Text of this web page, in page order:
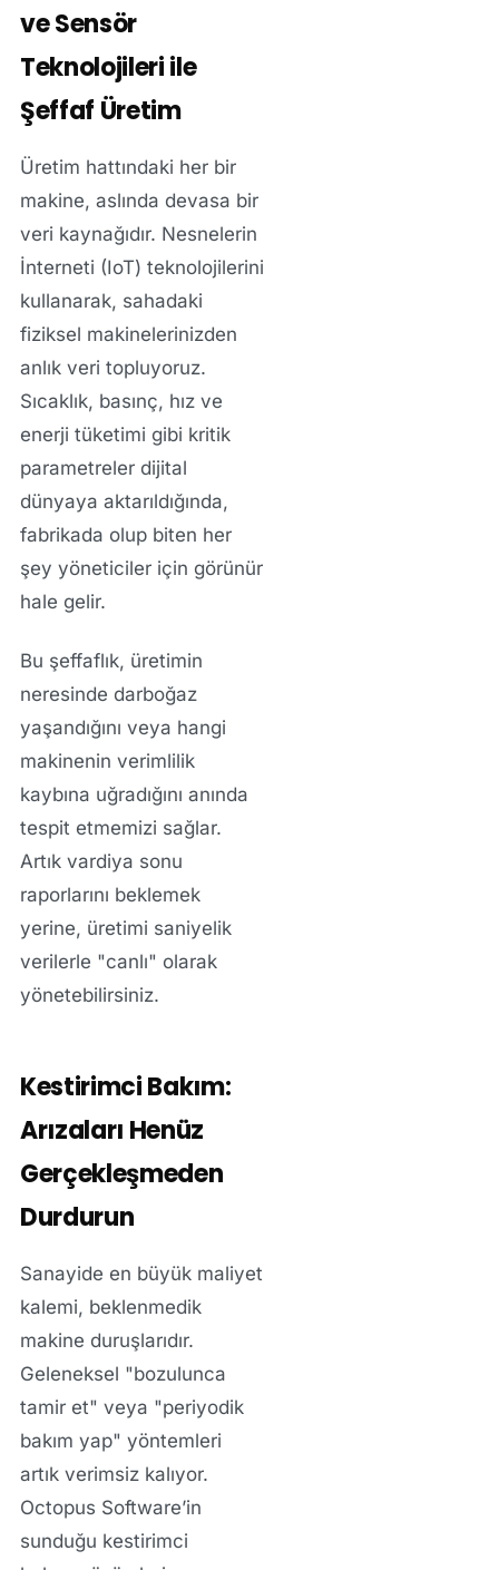
ve Sensör
Teknolojileri ile
Şeffaf Üretim
Üretim hattındaki her bir
makine, aslında devasa bir
veri kaynağıdır. Nesnelerin
İnterneti (IoT) teknolojilerini
kullanarak, sahadaki
fiziksel makinelerinizden
anlık veri topluyoruz.
Sıcaklık, basınç, hız ve
enerji tüketimi gibi kritik
parametreler dijital
dünyaya aktarıldığında,
fabrikada olup biten her
şey yöneticiler için görünür
hale gelir.
Bu şeffaflık, üretimin
neresinde darboğaz
yaşandığını veya hangi
makinenin verimlilik
kaybına uğradığını anında
tespit etmemizi sağlar.
Artık vardiya sonu
raporlarını beklemek
yerine, üretimi saniyelik
verilerle "canlı" olarak
yönetebilirsiniz.
Kestirimci Bakım:
Arızaları Henüz
Gerçekleşmeden
Durdurun
Sanayide en büyük maliyet
kalemi, beklenmedik
makine duruşlarıdır.
Geleneksel "bozulunca
tamir et" veya "periyodik
bakım yap" yöntemleri
artık verimsiz kalıyor.
Octopus Software’in
sunduğu kestirimci